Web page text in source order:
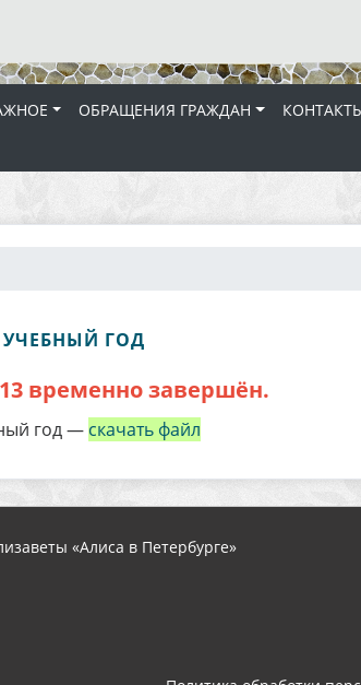
ОБРАЩЕНИЯ ГРАЖДАН
УЧЕБНЫЙ ГОД
временно завершён.
год — скачать файл
«Алиса в Петербурге»